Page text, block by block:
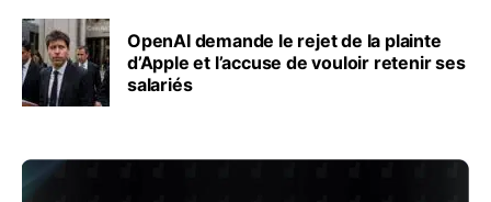
OpenAI demande le rejet de la plainte
d’Apple et l’accuse de vouloir retenir ses
salariés